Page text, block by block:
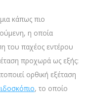
κάπως πιο
η οποία
του παχέος εντέρου
προχωρά ως εξής:
ορθική εξέταση
, το οποίο